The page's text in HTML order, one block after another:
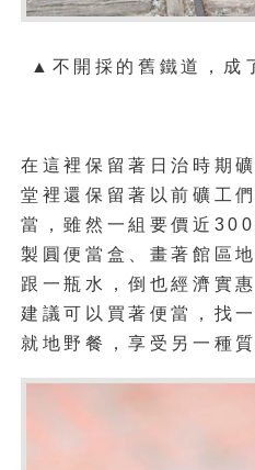
▲ 不開採的舊鐵道，成
在這裡保留著日治時期
堂裡還保留著以前礦工
當，雖然一組要價近
製圓便當盒、畫著館區
跟一瓶水，倒也經濟實
建議可以買著便當，找
就地野餐，享受另一種